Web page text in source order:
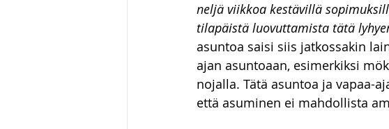
neljä viikkoa kestävillä
tilapäistä luovuttamista tätä
asuntoa saisi siis jatkossakin
ajan asuntoaan, esimerkiksi
nojalla. Tätä asuntoa ja vapaa-
että asuminen ei mahdollista